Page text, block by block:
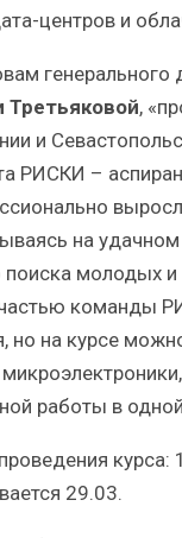
центров и
генерального
Третьяковой,
и
РИСКИ –
на
молодых и
команды
но на курсе
работы в
курса:
29.03.